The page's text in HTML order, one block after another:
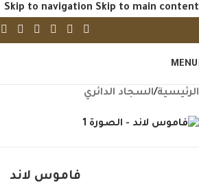
Skip to navigation Skip to main content
MENU
الرئيسية/السجاد الدائري
فاموس لاند